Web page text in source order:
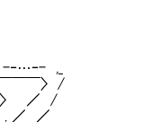
,_
〉 /
／ /
／